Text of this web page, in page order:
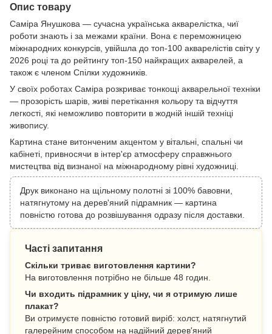
Опис товару
Саміра Янушкова — сучасна українська акварелістка, чиї
роботи знають і за межами країни. Вона є переможницею
міжнародних конкурсів, увійшла до топ-100 акварелістів світу у
2026 році та до рейтингу топ-150 найкращих акварелей, а
також є членом Спілки художників.
У своїх роботах Саміра розкриває тонкощі акварельної техніки
— прозорість шарів, живі перетікання кольору та відчуття
легкості, які неможливо повторити в жодній іншій техніці
живопису.
Картина стане витонченим акцентом у вітальні, спальні чи
кабінеті, привносячи в інтер'єр атмосферу справжнього
мистецтва від визнаної на міжнародному рівні художниці.
Друк виконано на щільному полотні зі 100% бавовни,
натягнутому на дерев'яний підрамник — картина
повністю готова до розвішування одразу після доставки.
Часті запитання
Скільки триває виготовлення картини?
На виготовлення потрібно не більше 48 годин.
Чи входить підрамник у ціну, чи я отримую лише
плакат?
Ви отримуєте повністю готовий виріб: холст, натягнутий
галерейним способом на надійний дерев'яний